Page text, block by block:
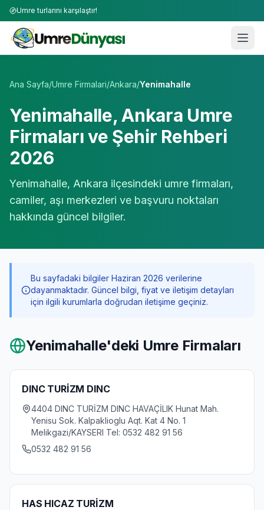
Umre turlarını karşılaştır!
Ana Sayfa/Umre Firmalari/Ankara/Yenimahalle
Yenimahalle,Ankara Umre
Firmaları ve Şehir Rehberi
2026
Yenimahalle, Ankara ilçesindeki umre firmaları,
camiler, aşı merkezleri ve başvuru noktaları
hakkında güncel bilgiler.
Bu sayfadaki bilgiler Haziran 2026 verilerine
dayanmaktadır. Güncel bilgi, fiyat ve iletişim detayları
için ilgili kurumlarla doğrudan iletişime geçiniz.
Yenimahalle'deki Umre Firmaları
DINC TURİZM DINC
4404 DINC TURİZM DINC HAVAÇİLIK Hunat Mah.
Yenisu Sok. Kalpaklioglu Aqt. Kat 4 No. 1
Melikgazi/KAYSERI Tel: 0532 482 91 56
0532 482 91 56
HAS HICAZ TURİZM